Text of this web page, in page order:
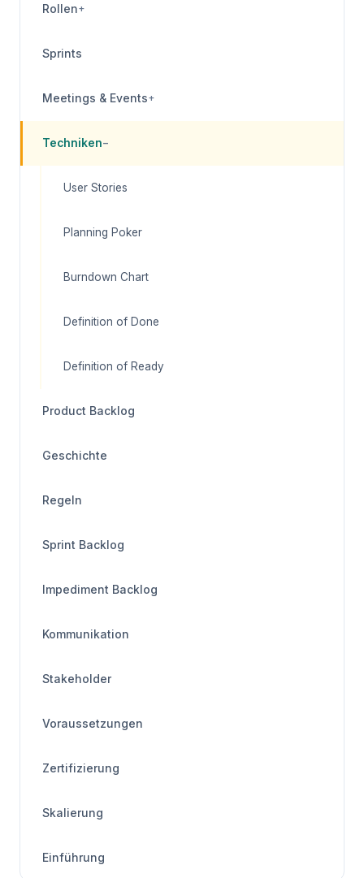
Rollen+
Sprints
Meetings & Events+
Techniken−
User Stories
Planning Poker
Burndown Chart
Definition of Done
Definition of Ready
Product Backlog
Geschichte
Regeln
Sprint Backlog
Impediment Backlog
Kommunikation
Stakeholder
Voraussetzungen
Zertifizierung
Skalierung
Einführung